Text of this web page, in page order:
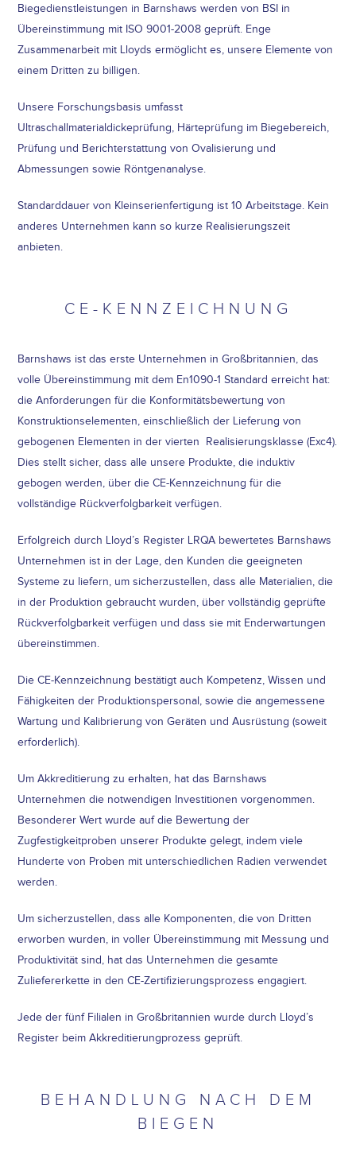
Biegedienstleistungen in Barnshaws werden von BSI in
Übereinstimmung mit ISO 9001-2008 geprüft. Enge
Zusammenarbeit mit Lloyds ermöglicht es, unsere Elemente von
einem Dritten zu billigen.
Unsere Forschungsbasis umfasst
Ultraschallmaterialdickeprüfung, Härteprüfung im Biegebereich,
Prüfung und Berichterstattung von Ovalisierung und
Abmessungen sowie Röntgenanalyse.
Standarddauer von Kleinserienfertigung ist 10 Arbeitstage. Kein
anderes Unternehmen kann so kurze Realisierungszeit
anbieten.
CE-KENNZEICHNUNG
Barnshaws ist das erste Unternehmen in Großbritannien, das
volle Übereinstimmung mit dem En1090-1 Standard erreicht hat:
die Anforderungen für die Konformitätsbewertung von
Konstruktionselementen, einschließlich der Lieferung von
gebogenen Elementen in der vierten Realisierungsklasse (Exc4).
Dies stellt sicher, dass alle unsere Produkte, die induktiv
gebogen werden, über die CE-Kennzeichnung für die
vollständige Rückverfolgbarkeit verfügen.
Erfolgreich durch Lloyd’s Register LRQA bewertetes Barnshaws
Unternehmen ist in der Lage, den Kunden die geeigneten
Systeme zu liefern, um sicherzustellen, dass alle Materialien, die
in der Produktion gebraucht wurden, über vollständig geprüfte
Rückverfolgbarkeit verfügen und dass sie mit Enderwartungen
übereinstimmen.
Die CE-Kennzeichnung bestätigt auch Kompetenz, Wissen und
Fähigkeiten der Produktionspersonal, sowie die angemessene
Wartung und Kalibrierung von Geräten und Ausrüstung (soweit
erforderlich).
Um Akkreditierung zu erhalten, hat das Barnshaws
Unternehmen die notwendigen Investitionen vorgenommen.
Besonderer Wert wurde auf die Bewertung der
Zugfestigkeitproben unserer Produkte gelegt, indem viele
Hunderte von Proben mit unterschiedlichen Radien verwendet
werden.
Um sicherzustellen, dass alle Komponenten, die von Dritten
erworben wurden, in voller Übereinstimmung mit Messung und
Produktivität sind, hat das Unternehmen die gesamte
Zuliefererkette in den CE-Zertifizierungsprozess engagiert.
Jede der fünf Filialen in Großbritannien wurde durch Lloyd’s
Register beim Akkreditierungprozess geprüft.
BEHANDLUNG NACH DEM
BIEGEN